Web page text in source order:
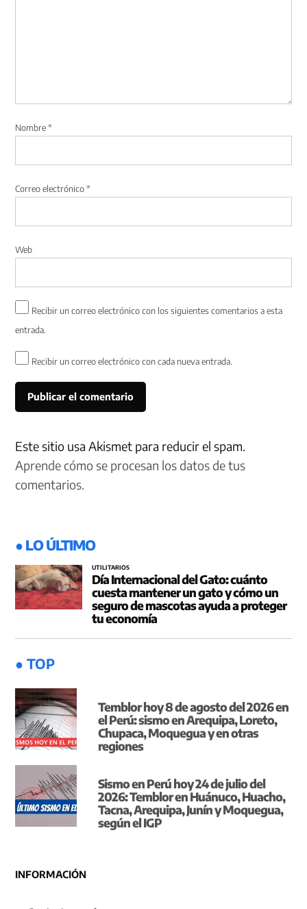
Nombre*
Correo electrónico*
Web
Recibir un correo electrónico con los siguientes comentarios a esta
entrada.
Recibir un correo electrónico con cada nueva entrada.
Este sitio usa Akismet para reducir el spam.
Aprende cómo se procesan los datos de tus
comentarios.
● LO ÚLTIMO
UTILITARIOS
Día Internacional del Gato: cuánto
cuesta mantener un gato y cómo un
seguro de mascotas ayuda a proteger
tu economía
● TOP
Temblor hoy 8 de agosto del 2026 en
el Perú: sismo en Arequipa, Loreto,
Chupaca, Moquegua y en otras
regiones
Sismo en Perú hoy 24 de julio del
2026: Temblor en Huánuco, Huacho,
Tacna, Arequipa, Junín y Moquegua,
según el IGP
INFORMACIÓN